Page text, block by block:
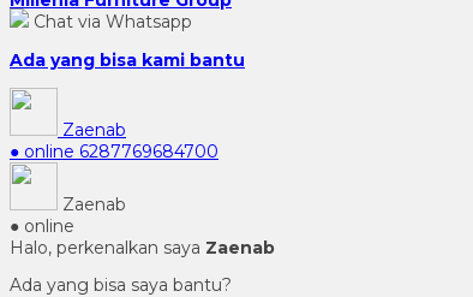
Chat via Whatsapp
Ada yang bisa kami bantu
Zaenab
● online 6287769684700
Zaenab
● online
Halo, perkenalkan saya Zaenab
Ada yang bisa saya bantu?